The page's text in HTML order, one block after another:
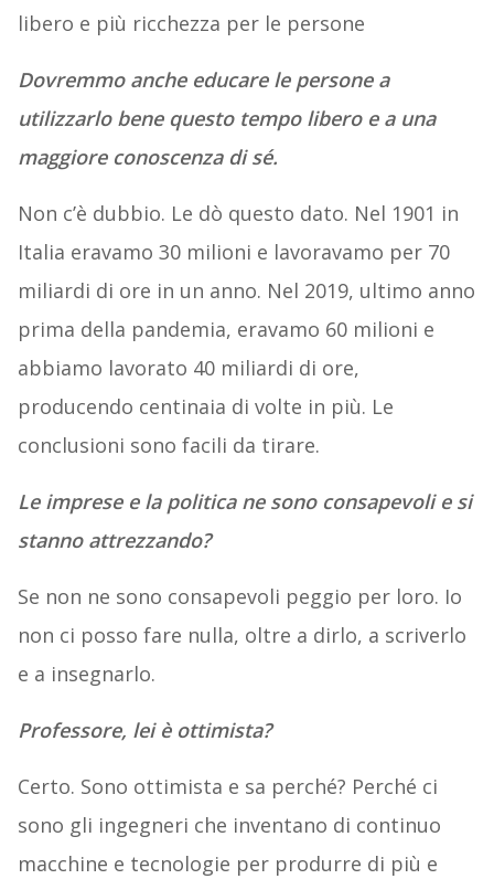
libero e più ricchezza per le persone
Dovremmo anche educare le persone a
utilizzarlo bene questo tempo libero e a una
maggiore conoscenza di sé.
Non c’è dubbio. Le dò questo dato. Nel 1901 in
Italia eravamo 30 milioni e lavoravamo per 70
miliardi di ore in un anno. Nel 2019, ultimo anno
prima della pandemia, eravamo 60 milioni e
abbiamo lavorato 40 miliardi di ore,
producendo centinaia di volte in più. Le
conclusioni sono facili da tirare.
Le imprese e la politica ne sono consapevoli e si
stanno attrezzando?
Se non ne sono consapevoli peggio per loro. Io
non ci posso fare nulla, oltre a dirlo, a scriverlo
e a insegnarlo.
Professore, lei è ottimista?
Certo. Sono ottimista e sa perché? Perché ci
sono gli ingegneri che inventano di continuo
macchine e tecnologie per produrre di più e